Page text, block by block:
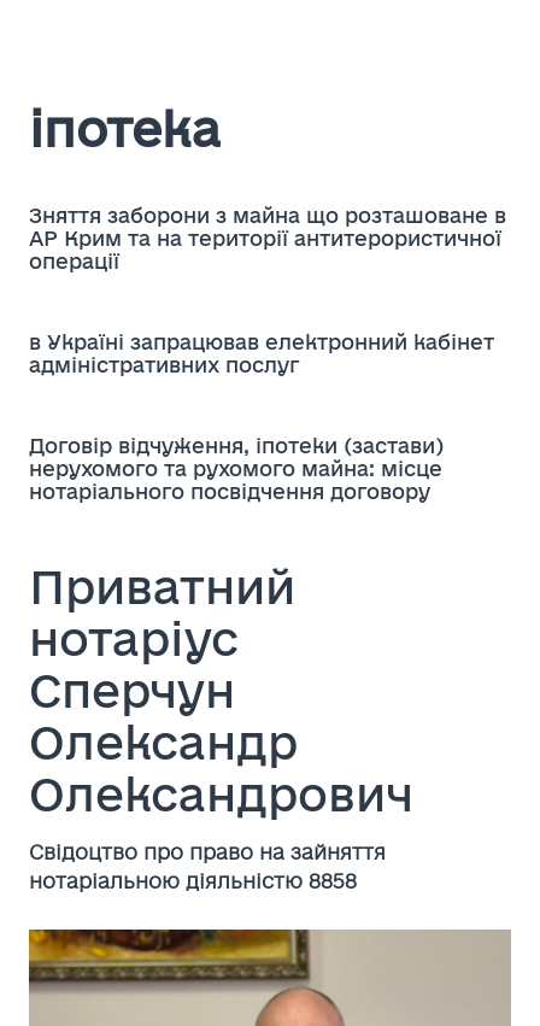
іпотека
Зняття заборони з майна що розташоване в
АР Крим та на території антитерористичної
операції
в Україні запрацював електронний кабінет
адміністративних послуг
Договір відчуження, іпотеки (застави)
нерухомого та рухомого майна: місце
нотаріального посвідчення договору
Приватний
нотаріус
Сперчун
Олександр
Олександрович
Cвідоцтво про право на зайняття
нотаріальною діяльністю 8858